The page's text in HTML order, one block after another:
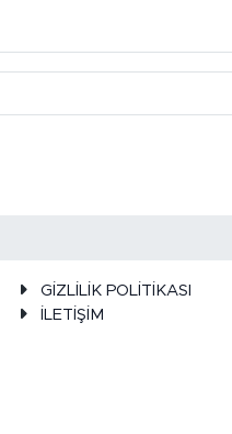
GİZLİLİK POLİTİKASI
İLETİŞİM